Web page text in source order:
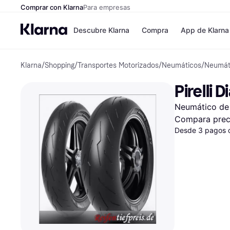
Comprar con KlarnaPara empresas
Descubre Klarna
Formas de pago
Paga ahora
Paga en 3 plazos
Paga en 30 días
Financiación
Klarna en Apple
Compra
Tiendas
Shein
Zalando Prive
Zara
JD Sports
App de Klarna
Klarna/Shopping/Transportes Motorizados/Neumáticos/
Pirelli
Neumático
Compara
Desde 3 pagos